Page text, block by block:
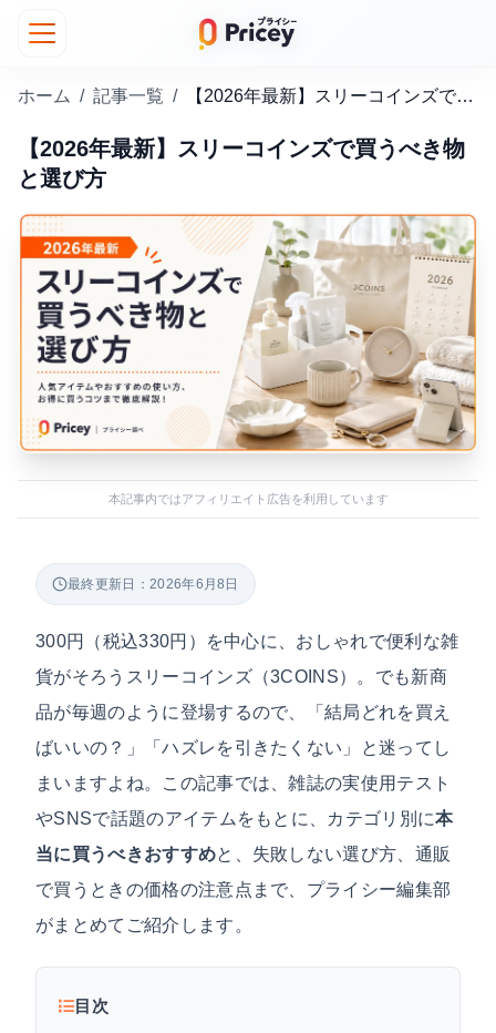
ホーム / 記事一覧 / 【2026年最新】スリーコインズで買うべき物と選び方
【2026年最新】スリーコインズで買うべき物
と選び方
本記事内ではアフィリエイト広告を利用しています
最終更新日：2026年6月8日
300円（税込330円）を中心に、おしゃれで便利な雑
貨がそろうスリーコインズ（3COINS）。でも新商
品が毎週のように登場するので、「結局どれを買え
ばいいの？」「ハズレを引きたくない」と迷ってし
まいますよね。この記事では、雑誌の実使用テスト
やSNSで話題のアイテムをもとに、カテゴリ別に本
当に買うべきおすすめと、失敗しない選び方、通販
で買うときの価格の注意点まで、プライシー編集部
がまとめてご紹介します。
目次